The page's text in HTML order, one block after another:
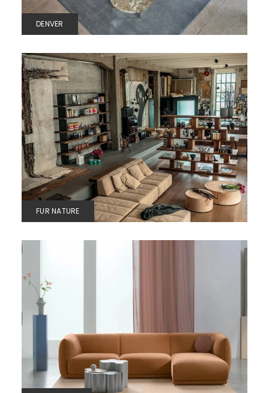
DENVER
FUR NATURE